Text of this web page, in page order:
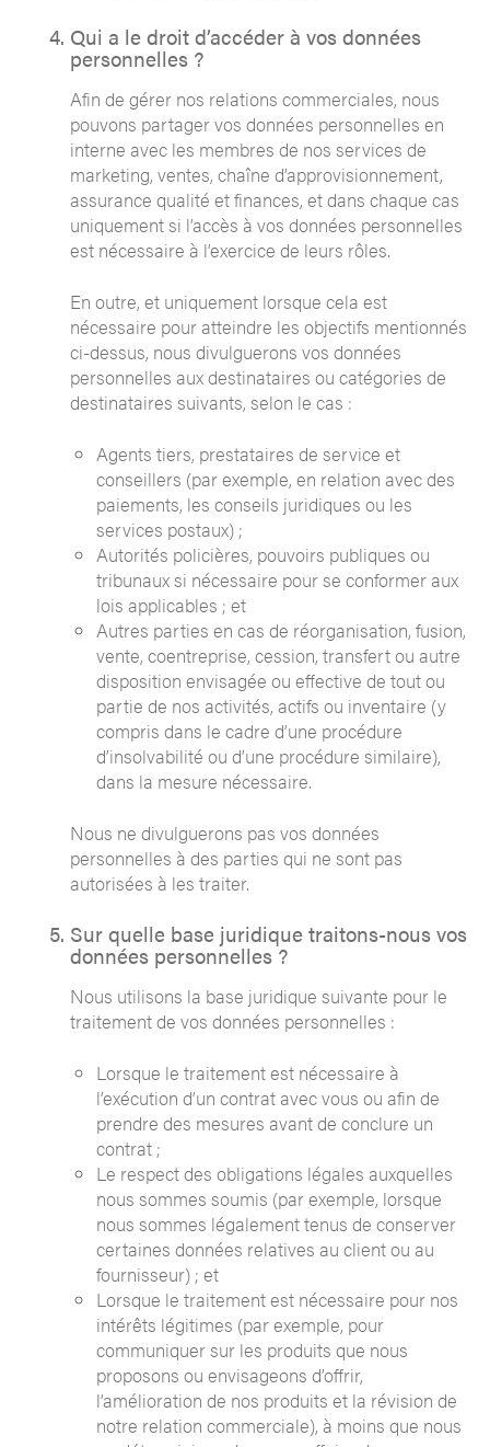
Qui a le droit d’accéder à vos données
personnelles ?
Afin de gérer nos relations commerciales, nous
pouvons partager vos données personnelles en
interne avec les membres de nos services de
marketing, ventes, chaîne d’approvisionnement,
assurance qualité et finances, et dans chaque cas
uniquement si l’accès à vos données personnelles
est nécessaire à l’exercice de leurs rôles.
En outre, et uniquement lorsque cela est
nécessaire pour atteindre les objectifs mentionnés
ci-dessus, nous divulguerons vos données
personnelles aux destinataires ou catégories de
destinataires suivants, selon le cas :
Agents tiers, prestataires de service et
conseillers (par exemple, en relation avec des
paiements, les conseils juridiques ou les
services postaux) ;
Autorités policières, pouvoirs publiques ou
tribunaux si nécessaire pour se conformer aux
lois applicables ; et
Autres parties en cas de réorganisation, fusion,
vente, coentreprise, cession, transfert ou autre
disposition envisagée ou effective de tout ou
partie de nos activités, actifs ou inventaire (y
compris dans le cadre d’une procédure
d’insolvabilité ou d’une procédure similaire),
dans la mesure nécessaire.
Nous ne divulguerons pas vos données
personnelles à des parties qui ne sont pas
autorisées à les traiter.
Sur quelle base juridique traitons-nous vos
données personnelles ?
Nous utilisons la base juridique suivante pour le
traitement de vos données personnelles :
Lorsque le traitement est nécessaire à
l’exécution d’un contrat avec vous ou afin de
prendre des mesures avant de conclure un
contrat ;
Le respect des obligations légales auxquelles
nous sommes soumis (par exemple, lorsque
nous sommes légalement tenus de conserver
certaines données relatives au client ou au
fournisseur) ; et
Lorsque le traitement est nécessaire pour nos
intérêts légitimes (par exemple, pour
communiquer sur les produits que nous
proposons ou envisageons d’offrir,
l’amélioration de nos produits et la révision de
notre relation commerciale), à moins que nous